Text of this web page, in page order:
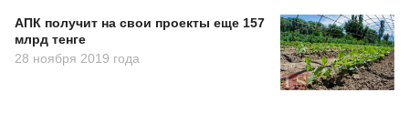
АПК получит на свои проекты еще 157
млрд тенге
28 ноября 2019 года